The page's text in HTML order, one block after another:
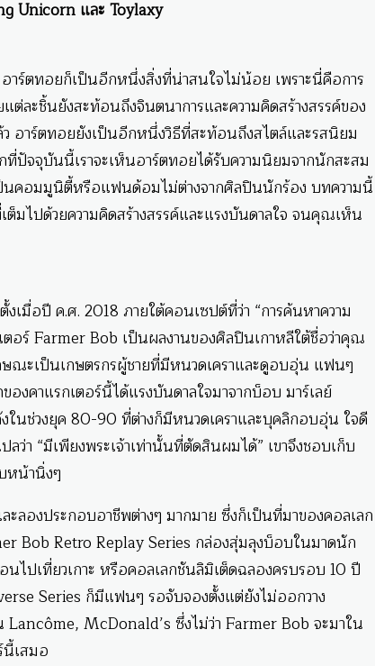
Unicorn และ Toylaxy
ร์ตทอยก็เป็นอีกหนึ่งสิ่งที่น่าสนใจไม่น้อย เพราะนี่คือการ
ละชิ้นยังสะท้อนถึงจินตนาการและความคิดสร้างสรรค์ของ
อาร์ตทอยยังเป็นอีกหนึ่งวิธีที่สะท้อนถึงสไตล์และรสนิยม
ปัจจุบันนี้เราจะเห็นอาร์ตทอยได้รับความนิยมจากนักสะสม
นคอมมูนิตี้หรือแฟนด้อมไม่ต่างจากศิลปินนักร้อง บทความนี้
มไปด้วยความคิดสร้างสรรค์และแรงบันดาลใจ จนคุณเห็น
มื่อปี ค.ศ. 2018 ภายใต้คอนเซปต์ที่ว่า “การค้นหาความ
อร์ Farmer Bob เป็นผลงานของศิลปินเกาหลีใต้ชื่อว่าคุณ
ณะเป็นเกษตรกรผู้ชายที่มีหนวดเคราและดูอบอุ่น แฟนๆ
งคาแรกเตอร์นี้ได้แรงบันดาลใจมาจากบ็อบ มาร์เลย์
ในช่วงยุค 80-90 ที่ต่างก็มีหนวดเคราและบุคลิกอบอุ่น ใจดี
า “มีเพียงพระเจ้าเท่านั้นที่ตัดสินผมได้” เขาจึงชอบเก็บ
หน้านิ่งๆ
ลองประกอบอาชีพต่างๆ มากมาย ซึ่งก็เป็นที่มาของคอลเลก
Bob Retro Replay Series กล่องสุ่มลุงบ็อบในมาดนัก
ไปเที่ยวเกาะ หรือคอลเลกชันลิมิเต็ดฉลองครบรอบ 10 ปี
Series ก็มีแฟนๆ รอจับจองตั้งแต่ยังไม่ออกวาง
McDonald’s ซึ่งไม่ว่า Farmer Bob จะมาใน
เสมอ